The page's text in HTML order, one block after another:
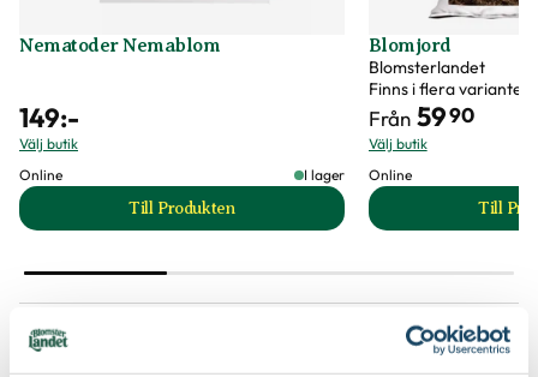
Nematoder Nemablom
149:-
Välj butik
Online
I lager
Till Produkten
till Nematoder Nemablom produktsida
Blomjord
Blomsterlandet
Finns i flera varianter
Från 5990
Välj butik
Online
Till
Krukor till dina nya växter